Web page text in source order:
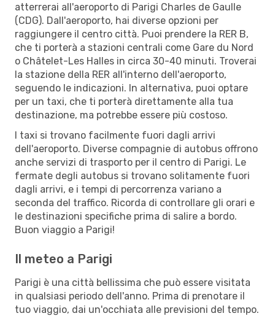
atterrerai all'aeroporto di Parigi Charles de Gaulle
(CDG). Dall'aeroporto, hai diverse opzioni per
raggiungere il centro città. Puoi prendere la RER B,
che ti porterà a stazioni centrali come Gare du Nord
o Châtelet-Les Halles in circa 30-40 minuti. Troverai
la stazione della RER all'interno dell'aeroporto,
seguendo le indicazioni. In alternativa, puoi optare
per un taxi, che ti porterà direttamente alla tua
destinazione, ma potrebbe essere più costoso.
I taxi si trovano facilmente fuori dagli arrivi
dell'aeroporto. Diverse compagnie di autobus offrono
anche servizi di trasporto per il centro di Parigi. Le
fermate degli autobus si trovano solitamente fuori
dagli arrivi, e i tempi di percorrenza variano a
seconda del traffico. Ricorda di controllare gli orari e
le destinazioni specifiche prima di salire a bordo.
Buon viaggio a Parigi!
Il meteo a Parigi
Parigi è una città bellissima che può essere visitata
in qualsiasi periodo dell'anno. Prima di prenotare il
tuo viaggio, dai un'occhiata alle previsioni del tempo.